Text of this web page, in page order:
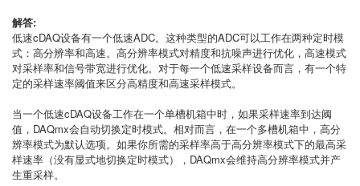
解答:
低速cDAQ设备有一个低速ADC。这种类型的ADC可以工作在两种定时模
式：高分辨率和高速。高分辨率模式对精度和抗噪声进行优化，高速模式
对采样率和信号带宽进行优化。对于每一个低速采样设备而言，有一个特
定的采样速率阈值来区分高精度和高速采样模式。
当一个低速cDAQ设备工作在一个单槽机箱中时，如果采样速率到达阈
值，DAQmx会自动切换定时模式。相对而言，在一个多槽机箱中，高分
辨率模式为默认选项。如果你所需的采样率高于高分辨率模式下的最高采
样速率（没有显式地切换定时模式），DAQmx会维持高分辨率模式并产
生重采样。